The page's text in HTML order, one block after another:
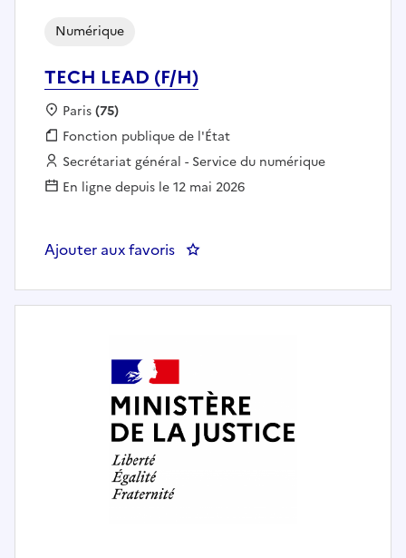
TECH LEAD (F/H)
Numérique
Localisation :
Paris(75)
Fonction publique :
Fonction publique de l'État
Employeur :
Secrétariat général - Service du numérique
En ligne depuis le 12 mai 2026
Ajouter aux favoris : TECH LEAD (F/H)